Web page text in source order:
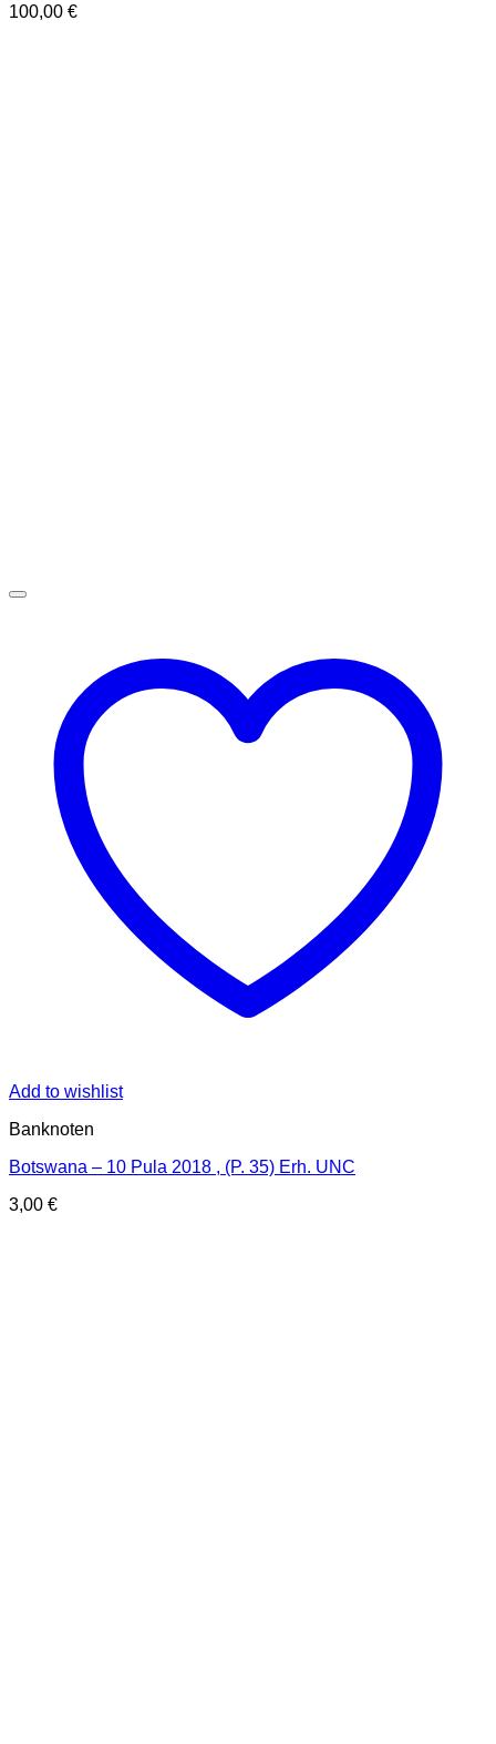
100,00 €
Add to wishlist
Banknoten
Botswana – 10 Pula 2018 , (P. 35) Erh. UNC
3,00 €